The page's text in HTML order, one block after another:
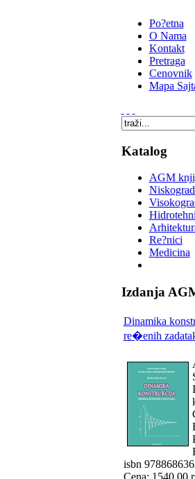
Po?etna
O Nama
Kontakt
Pretraga
Cenovnik
Mapa
Katalog
AGM
Re?nici
Medicina
Izdanja
Dinamika
re�enih
isbn
Cena: 1540,00